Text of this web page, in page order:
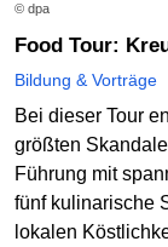
© dpa
Food Tour:
Bildung & Vorträge
Bei dieser Tour
größten
Führung mit
fünf kulinarische
lokalen